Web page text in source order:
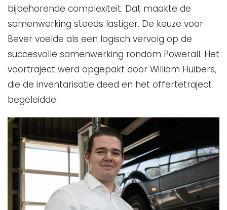
bijbehorende complexiteit. Dat maakte de
samenwerking steeds lastiger. De keuze voor
Bever voelde als een logisch vervolg op de
succesvolle samenwerking rondom Powerall. Het
voortraject werd opgepakt door William Huibers,
die de inventarisatie deed en het offertetraject
begeleidde.